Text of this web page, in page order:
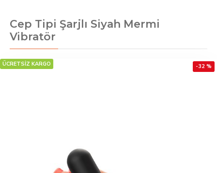
Cep Tipi Şarjlı Siyah Mermi
Vibratör
ÜCRETSİZ KARGO -32 %